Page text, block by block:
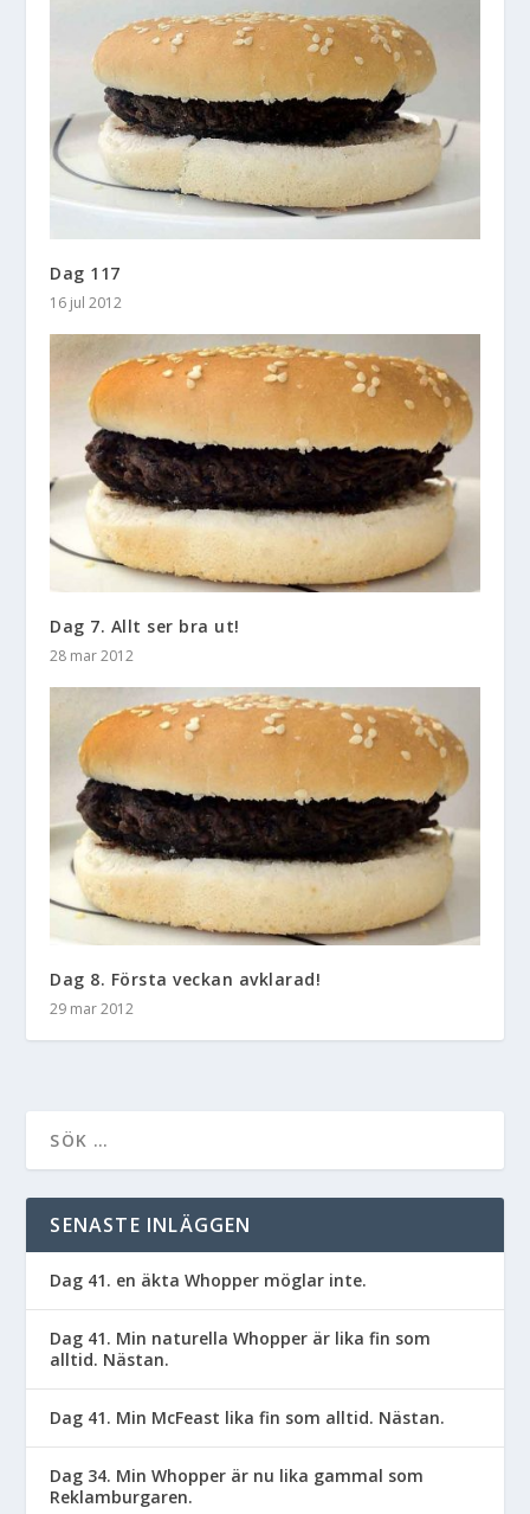
Dag 117
16 jul 2012
Dag 7. Allt ser bra ut!
28 mar 2012
Dag 8. Första veckan avklarad!
29 mar 2012
SENASTE INLÄGGEN
Dag 41. en äkta Whopper möglar inte.
Dag 41. Min naturella Whopper är lika fin som
alltid. Nästan.
Dag 41. Min McFeast lika fin som alltid. Nästan.
Dag 34. Min Whopper är nu lika gammal som
Reklamburgaren.